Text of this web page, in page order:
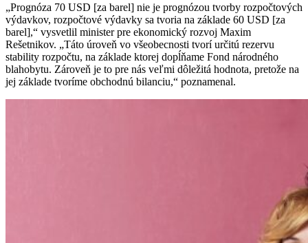
„Prognóza 70 USD [za barel] nie je prognózou tvorby rozpočtových
výdavkov, rozpočtové výdavky sa tvoria na základe 60 USD [za
barel],“ vysvetlil minister pre ekonomický rozvoj Maxim
Rešetnikov. „Táto úroveň vo všeobecnosti tvorí určitú rezervu
stability rozpočtu, na základe ktorej dopĺňame Fond národného
blahobytu. Zároveň je to pre nás veľmi dôležitá hodnota, pretože na
jej základe tvoríme obchodnú bilanciu,“ poznamenal.